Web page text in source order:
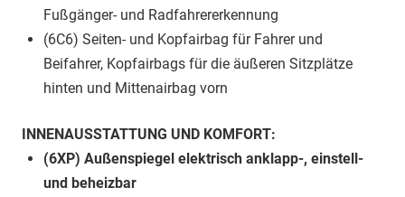
Fußgänger- und Radfahrererkennung
(6C6) Seiten- und Kopfairbag für Fahrer und
Beifahrer, Kopfairbags für die äußeren Sitzplätze
hinten und Mittenairbag vorn
INNENAUSSTATTUNG UND KOMFORT:
(6XP) Außenspiegel elektrisch anklapp-, einstell-
und beheizbar